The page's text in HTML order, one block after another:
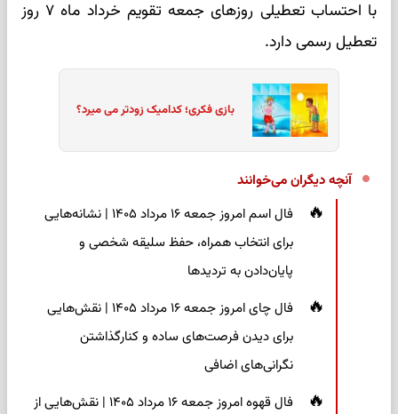
با احتساب تعطیلی روزهای جمعه تقویم خرداد ماه ۷ روز
تعطیل رسمی دارد.
بازی فکری؛ کدامیک زودتر می میرد؟
آنچه دیگران می‌خوانند
فال اسم امروز جمعه ۱۶ مرداد ۱۴۰۵ | نشانه‌هایی
برای انتخاب همراه، حفظ سلیقه شخصی و
پایان‌دادن به تردیدها
فال چای امروز جمعه ۱۶ مرداد ۱۴۰۵ | نقش‌هایی
برای دیدن فرصت‌های ساده و کنارگذاشتن
نگرانی‌های اضافی
فال قهوه امروز جمعه ۱۶ مرداد ۱۴۰۵ | نقش‌هایی از